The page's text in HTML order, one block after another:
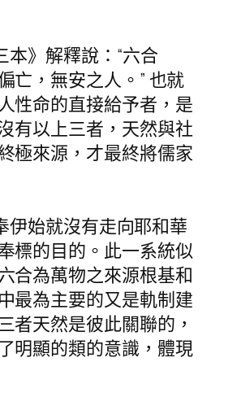
》解釋說：“六合
亡，無安之人。” 也就
性命的直接給予者，是
有以上三者，天然與社
極來源，才最終將儒家
伊始就沒有走向耶和華
標的目的。此一系統似
合為萬物之來源根基和
最為主要的又是軌制建
者天然是彼此關聯的，
明顯的類的意識，體現